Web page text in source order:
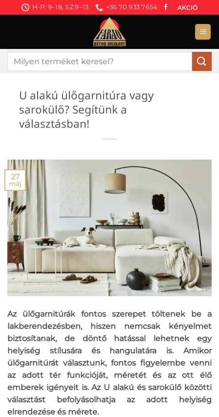
to
H-P: 9–18, SZ:9–13 +36 70 933 7654 AKCIÓ
Keresés
U alakú ülőgarnitúra vagy
sarokülő? Segítünk a
választásban!
27
máj
Az ülőgarnitúrák fontos szerepet töltenek be a
lakberendezésben, hiszen nemcsak kényelmet
biztosítanak, de döntő hatással lehetnek egy
helyiség stílusára és hangulatára is. Amikor
ülőgarnitúrát választunk, fontos figyelembe venni
az adott tér funkcióját, méretét és az ott élő
emberek igényeit is. Az U alakú és sarokülő közötti
választást befolyásolhatja az adott helyiség
elrendezése és mérete.